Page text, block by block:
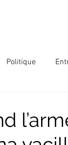
Politique